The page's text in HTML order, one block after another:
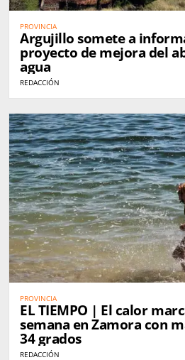
PROVINCIA
Argujillo somete a
proyecto de mejora del
agua
REDACCIÓN
PROVINCIA
EL TIEMPO | El calor
semana en Zamora con
34 grados
REDACCIÓN